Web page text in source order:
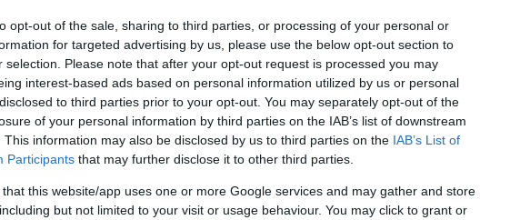
opt-out of the sale, sharing to third parties, or processing of your personal or
for targeted advertising by us, please use the below opt-out section to
selection. Please note that after your opt-out request is processed you may
interest-based ads based on personal information utilized by us or personal
to third parties prior to your opt-out. You may separately opt-out of the
of your personal information by third parties on the IAB’s list of downstream
This information may also be disclosed by us to third parties on the IAB’s List of
Participants that may further disclose it to other third parties.
that this website/app uses one or more Google services and may gather and store
but not limited to your visit or usage behaviour. You may click to grant or
Így ápold a hullámos hajat, hogy
álomszép végeredményt kapj